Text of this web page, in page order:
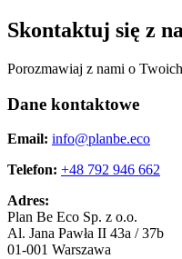
Skontaktuj się z
Porozmawiaj z nami o
Dane kontaktowe
Email: info@planbe.eco
Telefon: +48 792 946 662
Adres:
Plan Be Eco Sp. z o.o.
Al. Jana Pawła II 43a / 37b
01-001 Warszawa